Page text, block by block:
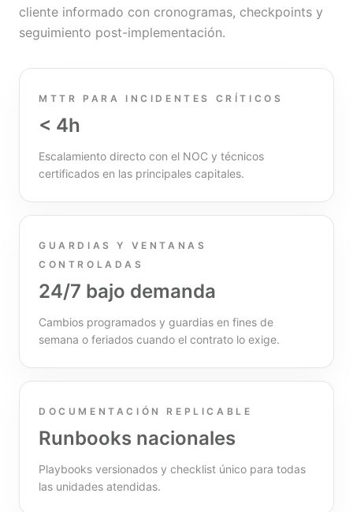
cliente informado con cronogramas, checkpoints y
seguimiento post-implementación.
MTTR PARA INCIDENTES CRÍTICOS
< 4h
Escalamiento directo con el NOC y técnicos
certificados en las principales capitales.
GUARDIAS Y VENTANAS
CONTROLADAS
24/7 bajo demanda
Cambios programados y guardias en fines de
semana o feriados cuando el contrato lo exige.
DOCUMENTACIÓN REPLICABLE
Runbooks nacionales
Playbooks versionados y checklist único para todas
las unidades atendidas.